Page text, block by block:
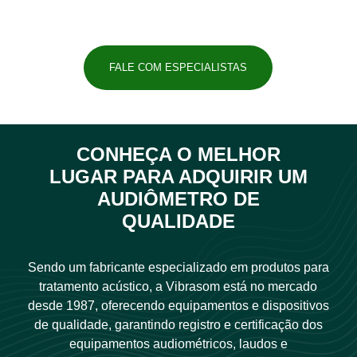
FALE COM ESPECIALISTAS
CONHEÇA O MELHOR
LUGAR PARA ADQUIRIR UM
AUDIÔMETRO DE
QUALIDADE
Sendo um fabricante especializado em produtos para
tratamento acústico, a Vibrasom está no mercado
desde 1987, oferecendo equipamentos e dispositivos
de qualidade, garantindo registro e certificação dos
equipamentos audiométricos, laudos e